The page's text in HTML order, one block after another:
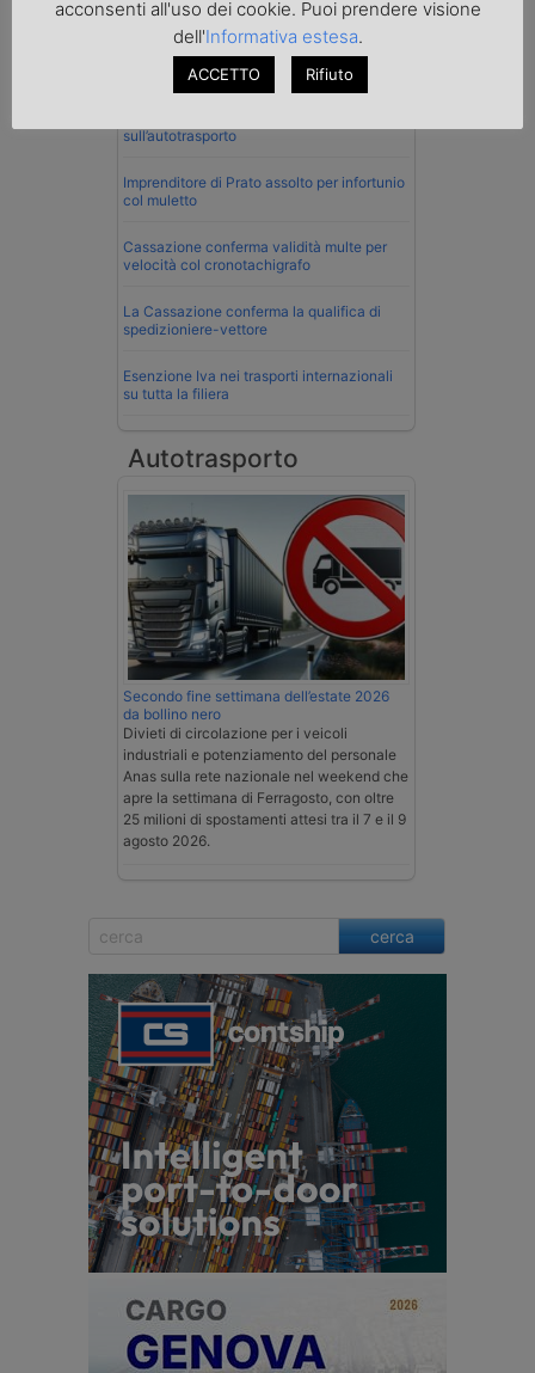
Normativa
sull’autotrasporto
Imprenditore di Prato assolto per infortunio
col muletto
Cassazione conferma validità multe per
velocità col cronotachigrafo
La Cassazione conferma la qualifica di
spedizioniere-vettore
Esenzione Iva nei trasporti internazionali
su tutta la filiera
Autotrasporto
Secondo fine settimana dell’estate 2026
da bollino nero
Divieti di circolazione per i veicoli
industriali e potenziamento del personale
Anas sulla rete nazionale nel weekend che
apre la settimana di Ferragosto, con oltre
25 milioni di spostamenti attesi tra il 7 e il 9
agosto 2026.
cerca
acconsenti all'uso dei cookie. Puoi prendere visione
dell'Informativa estesa.
ACCETTO Rifiuto